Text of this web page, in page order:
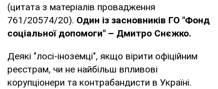
(цитата з матеріалів провадження
761/20574/20). Один із засновників ГО "Фонд
соціальної допомоги" – Дмитро Снєжко.
Деякі "лосі-іноземці", якщо вірити офіційним
реєстрам, чи не найбільш впливові
корупціонери та контрабандисти в Україні.